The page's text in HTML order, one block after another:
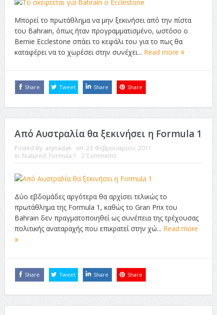
Μπορεί το πρωτάθλημα να μην ξεκινήσει από την πίστα
του Bahrain, όπως ήταν προγραμματισμένο, ωστόσο ο
Bernie Ecclestone σπάει το κεφάλι του για το πως θα
καταφέρει να το χωρέσει στην συνέχει... Read more
Share Tweet Share Share
Από Αυστραλία θα ξεκινήσει η Formula 1
Posted By: asynadak on: 23 Φεβρουαρίου, 2011
In: featured, Formula 1 2 Comments
Δύο εβδομάδες αργότερα θα αρχίσει τελικώς το
πρωτάθλημα της Formula 1, καθώς το Gran Prix του
Bahrain δεν πραγματοποιηθεί ως συνέπεια της τρέχουσας
πολιτικής αναταραχής που επικρατεί στην χώ... Read more
Share Tweet Share Share